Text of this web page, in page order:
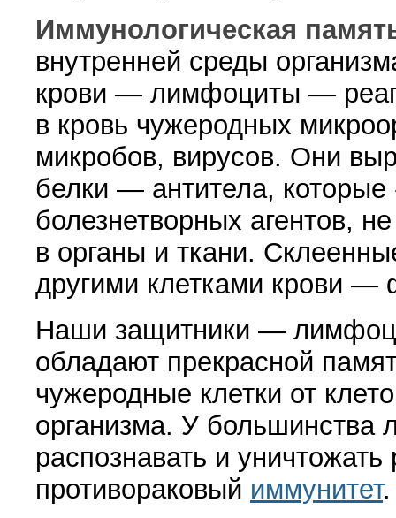
Иммунологическая
внутренней среды
крови — лимфоциты —
в кровь чужеродных
микробов, вирусов. Они
белки — антитела, которые
болезнетворных агентов,
в органы и тка­ни.
другими клетками крови —
Наши защитники —
обладают прекрасной
чужеродные клетки от
организма. У большинства
распознавать и
противораковый иммунитет.